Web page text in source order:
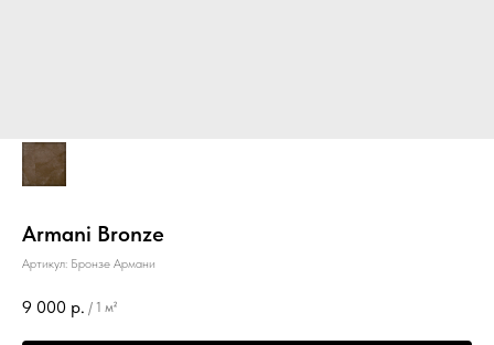
Armani Bronze
Артикул: Бронзе Армани
9 000 р. / 1 м²